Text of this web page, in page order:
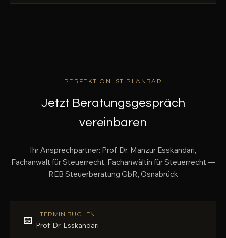
PERFEKTION IST PLANBAR
Jetzt Beratungsgespräch
vereinbaren
Ihr Ansprechpartner: Prof. Dr. Manzur Esskandari,
Fachanwalt für Steuerrecht, Fachanwältin für Steuerrecht —
REB Steuerberatung GbR, Osnabrück
📅 TERMIN BUCHEN
Prof. Dr. Esskandari